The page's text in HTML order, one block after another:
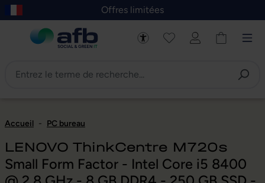
au contenu principal
Skip to B2B platform navigation
Offres limitées
Accueil - PC bureau
LENOVO ThinkCentre M720s
Small Form Factor - Intel Core i5 8400